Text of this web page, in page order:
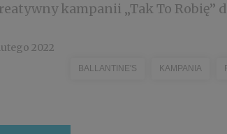
kampanii „Tak To Robię”
2022
BALLANTINE'S KAMPANIA